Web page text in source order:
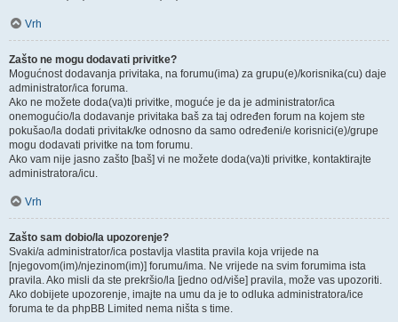
Vrh
Zašto ne mogu dodavati privitke?
Mogućnost dodavanja privitaka, na forumu(ima) za grupu(e)/korisnika(cu) daje
administrator/ica foruma.
Ako ne možete doda(va)ti privitke, moguće je da je administrator/ica
onemogućio/la dodavanje privitaka baš za taj određen forum na kojem ste
pokušao/la dodati privitak/ke odnosno da samo određeni/e korisnici(e)/grupe
mogu dodavati privitke na tom forumu.
Ako vam nije jasno zašto [baš] vi ne možete doda(va)ti privitke, kontaktirajte
administratora/icu.
Vrh
Zašto sam dobio/la upozorenje?
Svaki/a administrator/ica postavlja vlastita pravila koja vrijede na
[njegovom(im)/njezinom(im)] forumu/ima. Ne vrijede na svim forumima ista
pravila. Ako misli da ste prekršio/la [jedno od/više] pravila, može vas upozoriti.
Ako dobijete upozorenje, imajte na umu da je to odluka administratora/ice
foruma te da phpBB Limited nema ništa s time.